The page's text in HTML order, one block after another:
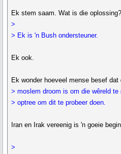
Ek stem saam. Wat is die oplossing?
>
> Ek is 'n Bush ondersteuner.
Ek ook.
Ek wonder hoeveel mense besef dat
> moslem droom is om die wêreld
> optree om dit te probeer doen.
Iran en Irak vereenig is 'n goeie
>